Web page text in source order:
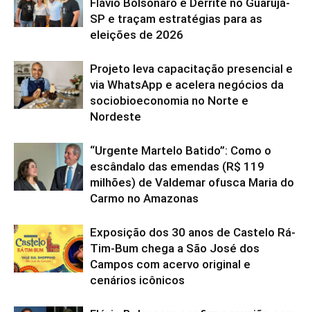
Flávio Bolsonaro e Derrite no Guarujá-
SP e traçam estratégias para as
eleições de 2026
Projeto leva capacitação presencial e
via WhatsApp e acelera negócios da
sociobioeconomia no Norte e
Nordeste
“Urgente Martelo Batido”: Como o
escândalo das emendas (R$ 119
milhões) de Valdemar ofusca Maria do
Carmo no Amazonas
Exposição dos 30 anos de Castelo Rá-
Tim-Bum chega a São José dos
Campos com acervo original e
cenários icônicos